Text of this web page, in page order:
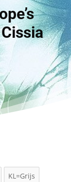
KL=Grijs